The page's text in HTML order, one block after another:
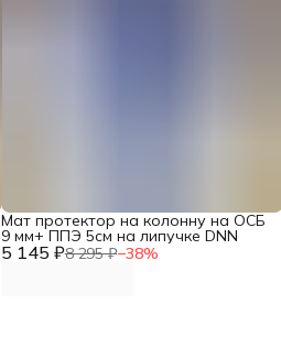
5 145 ₽8 295 ₽−38%
Мат протектор на колонну на ОСБ
9 мм+ ППЭ 5см на липучке DNN